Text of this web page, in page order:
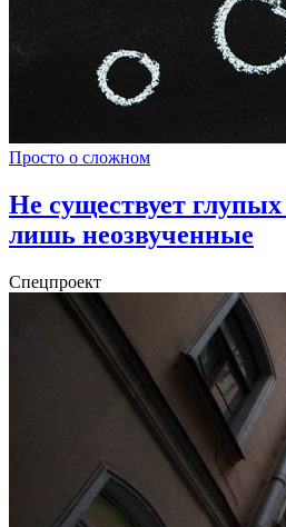
Просто о сложном
Не существует глупых
лишь неозвученные
Спецпроект